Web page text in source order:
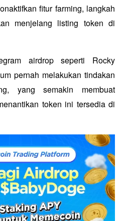
fitur farming, langkah
menjelang listing token di
airdrop seperti Rocky
pernah melakukan tindakan
yang semakin membuat
token ini tersedia di